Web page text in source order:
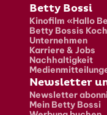
Fusszeile
Betty Bossi
Kinofilm «Hallo
Betty Bossis
Unternehmen
Karriere & Jobs
Nachhaltigkeit
Newsletter
Newsletter
Mein Betty Bossi